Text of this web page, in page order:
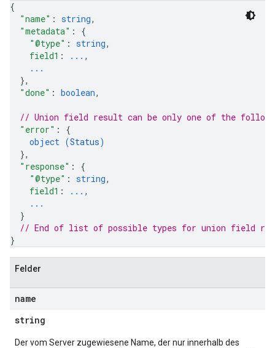
{
"name" : string,
"metadata" : {
"@type" : string,
field1 : ... ,
...
},
"done" : boolean,
// Union field result can be only one of the
"error" : {
object (Status)
},
"response" : {
"@type" : string,
field1 : ... ,
...
}
// End of list of possible types for union field
}
Felder
name
string
Der vom Server zugewiesene Name, der nur innerhalb des